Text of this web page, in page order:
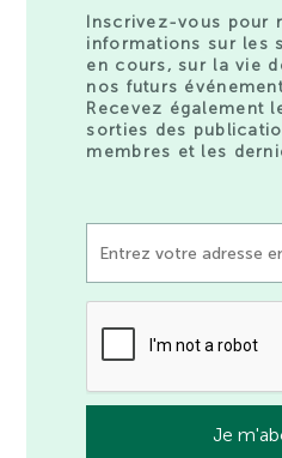
Inscrivez-vous pour
informations sur les
en cours, sur la vie
nos futurs
Recevez également
sorties des
membres et les